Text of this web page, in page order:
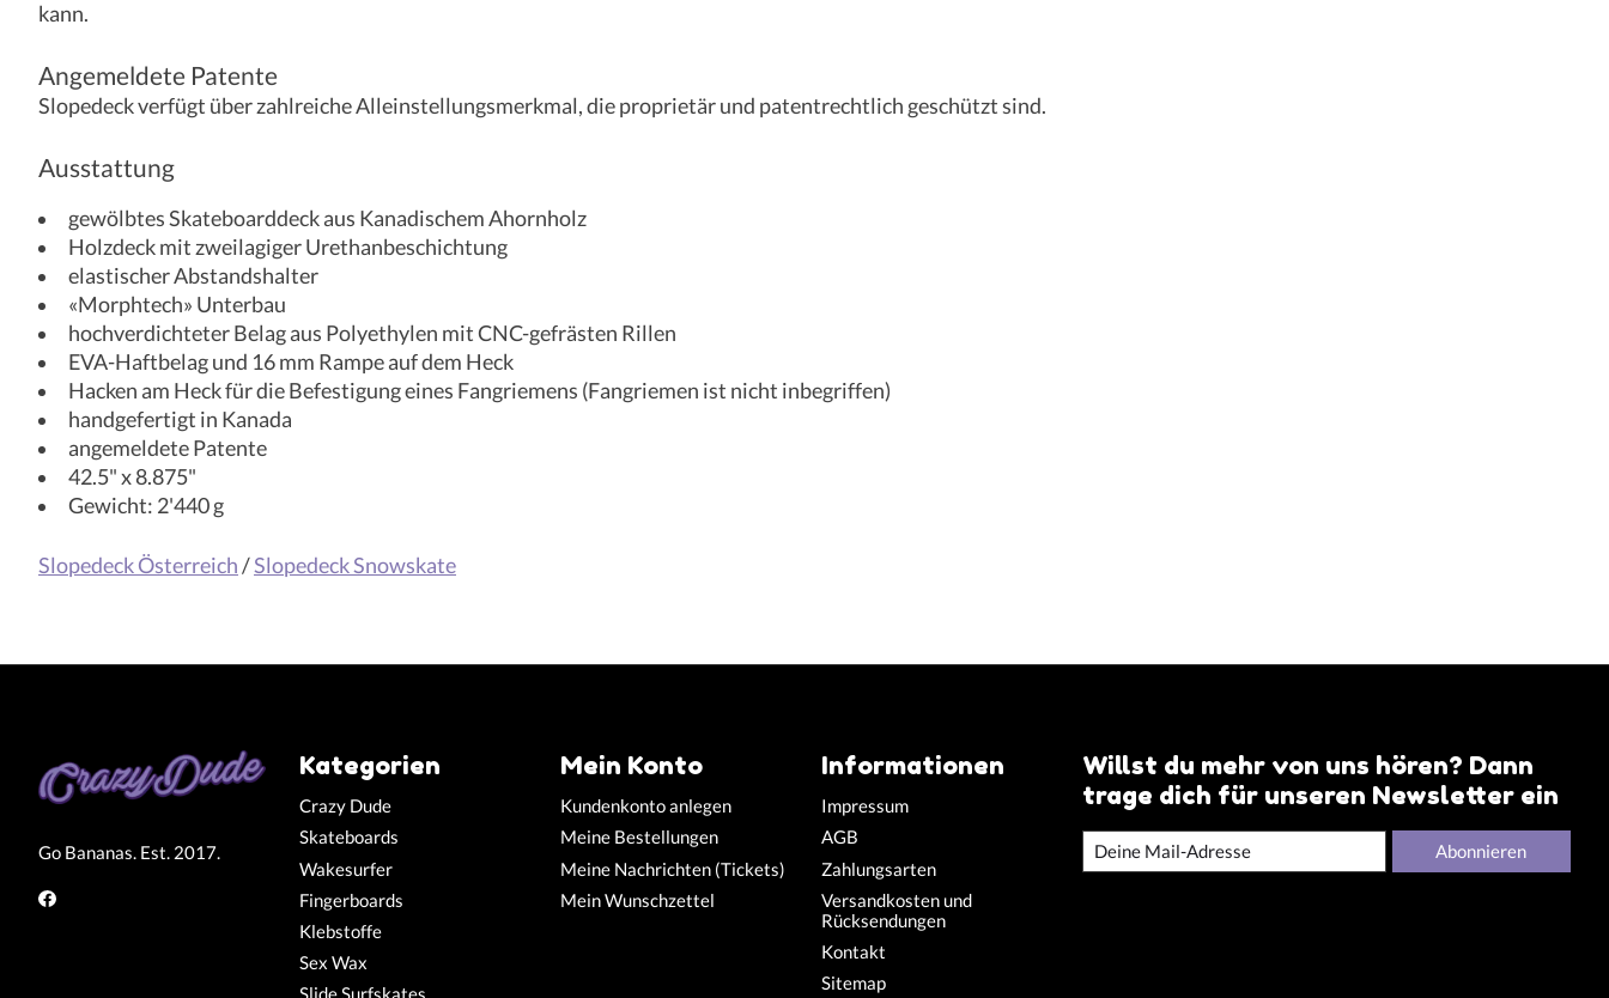
kann.
Angemeldete Patente
Slopedeck verfügt über zahlreiche Alleinstellungsmerkmal, die proprietär und patentrechtlich geschützt sind.
Ausstattung
gewölbtes Skateboarddeck aus Kanadischem Ahornholz
Holzdeck mit zweilagiger Urethanbeschichtung
elastischer Abstandshalter
«Morphtech» Unterbau
hochverdichteter Belag aus Polyethylen mit CNC-gefrästen Rillen
EVA-Haftbelag und 16 mm Rampe auf dem Heck
Hacken am Heck für die Befestigung eines Fangriemens (Fangriemen ist nicht inbegriffen)
handgefertigt in Kanada
angemeldete Patente
42.5" x 8.875"
Gewicht: 2'440 g
Slopedeck Österreich/Slopedeck Snowskate
Go Bananas. Est. 2017.
Kategorien
Crazy Dude
Skateboards
Wakesurfer
Fingerboards
Klebstoffe
Sex Wax
Mein Konto
Kundenkonto anlegen
Meine Bestellungen
Meine Nachrichten (Tickets)
Mein Wunschzettel
Informationen
Impressum
AGB
Zahlungsarten
Versandkosten und
Rücksendungen
Kontakt
Sitemap
Willst du mehr von uns hören? Dann
trage dich für unseren Newsletter ein
Abonnieren